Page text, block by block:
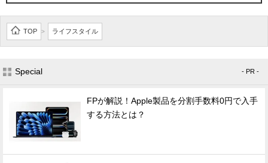
TOP > ライフスタイル
Special - PR -
FPが解説！Apple製品を分割手数料0円で入手
する方法とは？